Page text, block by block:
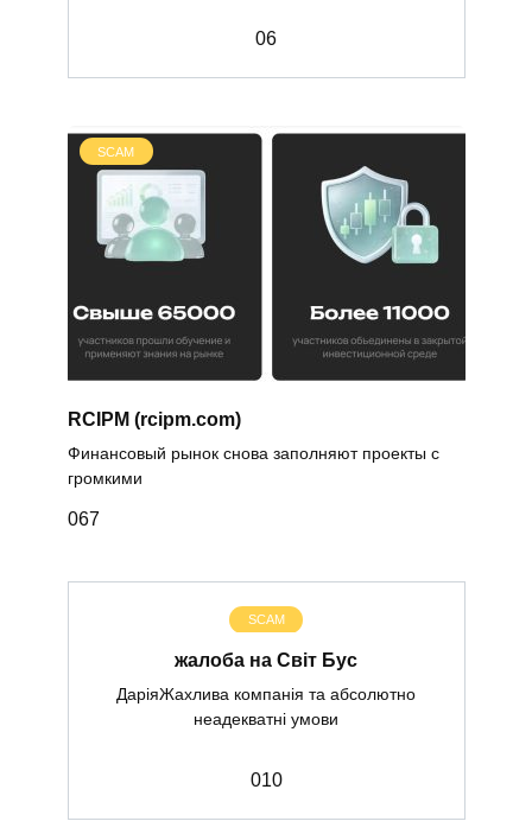
06
SCAM
RCIPM (rcipm.com)
Финансовый рынок снова заполняют проекты с
громкими
067
SCAM
жалоба на Світ Бус
ДаріяЖахлива компанія та абсолютно
неадекватні умови
010